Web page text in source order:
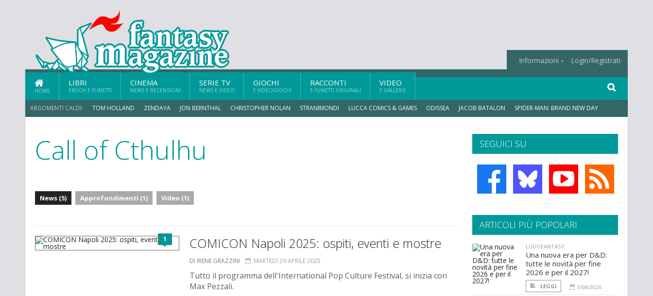
Informazioni Login/Registrati
HOME
LIBRI
EBOOK E FUMETTI
CINEMA
NEWS E RECENSIONI
SERIE TV
NEWS E VIDEO
GIOCHI
E VIDEOGIOCHI
RACCONTI
E FUMETTI ORIGINALI
VIDEO
E GALLERIE
ARGOMENTI CALDI: TOM HOLLAND ZENDAYA JON BERNTHAL CHRISTOPHER NOLAN STRANIMONDI LUCCA COMICS & GAMES ODISSEA JACOB BATALON SPIDER-MAN: BRAND NEW DAY
MICHAEL MANDO
Call of Cthulhu
News (5) Approfondimenti (1) Video (1)
1 COMICON Napoli 2025: ospiti, eventi e mostre
DI IRENE GRAZZINI MARTEDÌ 29 APRILE 2025
Tutto il programma dell'International Pop Culture Festival, si inizia con
Max Pezzali.
SEGUICI SU
ARTICOLI PIÙ POPOLARI
LUDOFANTASY
Una nuova era per D&D:
tutte le novità per fine
2026 e per il 2027!
LEGGI
3/08/2026